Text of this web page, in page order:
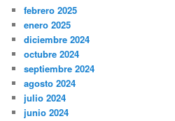
febrero 2025
enero 2025
diciembre 2024
octubre 2024
septiembre 2024
agosto 2024
julio 2024
junio 2024